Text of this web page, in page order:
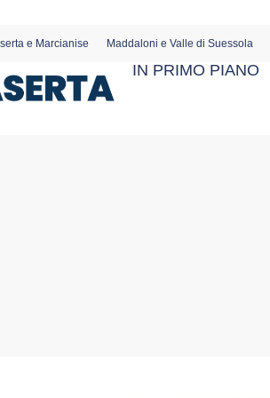
e Marcianise Maddaloni e Valle di Suessola
IN PRIMO PIANO